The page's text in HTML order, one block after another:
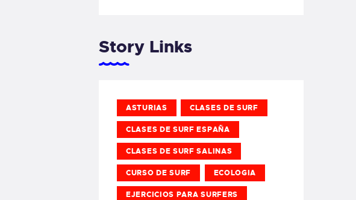
Story Links
ASTURIAS CLASES DE SURF
CLASES DE SURF ESPAÑA
CLASES DE SURF SALINAS
CURSO DE SURF ECOLOGIA
EJERCICIOS PARA SURFERS